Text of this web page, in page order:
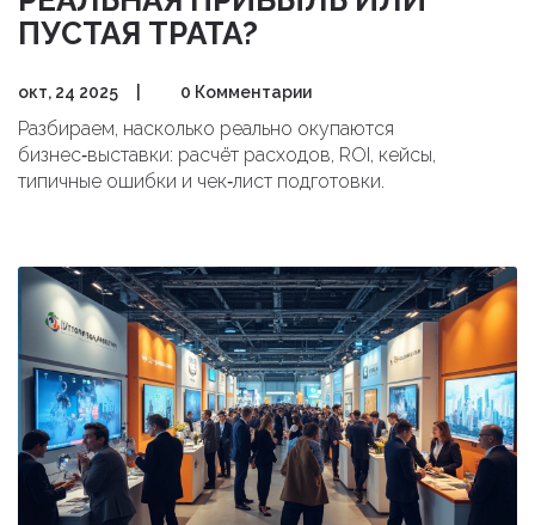
ПУСТАЯ ТРАТА?
окт, 24 2025 0 Комментарии
Разбираем, насколько реально окупаются
бизнес‑выставки: расчёт расходов, ROI, кейсы,
типичные ошибки и чек‑лист подготовки.